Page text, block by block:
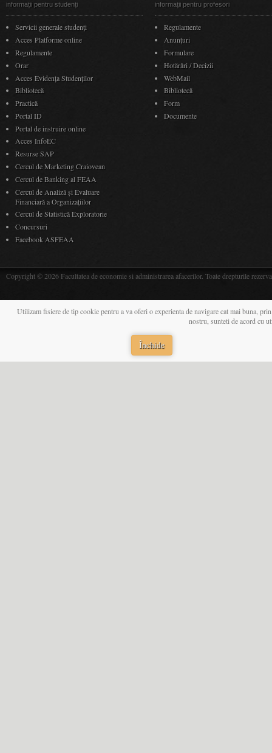
informații pentru studenți
Servicii generale studenți
Acces Platforme online
Regulamente
Orar
Acces Evidenţa Studenţilor
Bibliotecă
Practică
Portal ID
Portal de instruire online
Acces InfoEC
Resurse SAP
Cercul de Marketing Craiovean
Cercul de Banking al FEAA
Cercul de Analiză și Evaluare
Financiară a Organizațiilor
Cercul de Statistică Exploratorie
Concursuri
Facebook ASFEAA
informații pentru profesori
Regulamente
Anunţuri
Formulare
Hotărâri / Decizii
WebMail
Bibliotecă
Form
Documente
Copyright © 2026 Facultatea de economie si administrarea afacerilor. Toate drepturile
Utilizam fisiere de tip cookie pentru a va oferi o experienta de navigare cat mai buna,
nostru, sunteti de acord cu
Închide